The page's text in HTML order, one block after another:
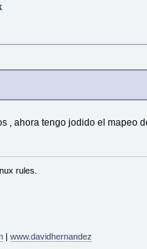
, ahora tengo jodido el mapeo
rules.
| www.davidhernandez